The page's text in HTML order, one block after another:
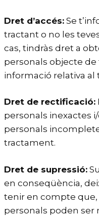
Dret d’accés: Se
tractant o no les
cas, tindràs dret a
personals objecte
informació relativa al
Dret de rectificació:
personals inexactes
personals
tractament.
Dret de supressió:
en conseqüència,
tenir en compte que,
personals poden ser